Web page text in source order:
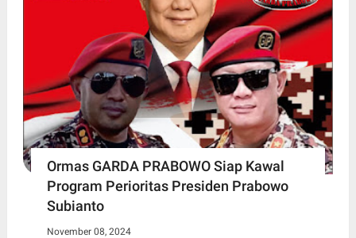
Ormas GARDA PRABOWO Siap Kawal
Program Perioritas Presiden Prabowo
Subianto
November 08, 2024